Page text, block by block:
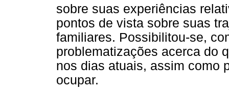
sobre suas experiências
pontos de vista sobre suas
familiares. Possibilitou-se,
problematizações acerca do
nos dias atuais, assim como
ocupar.